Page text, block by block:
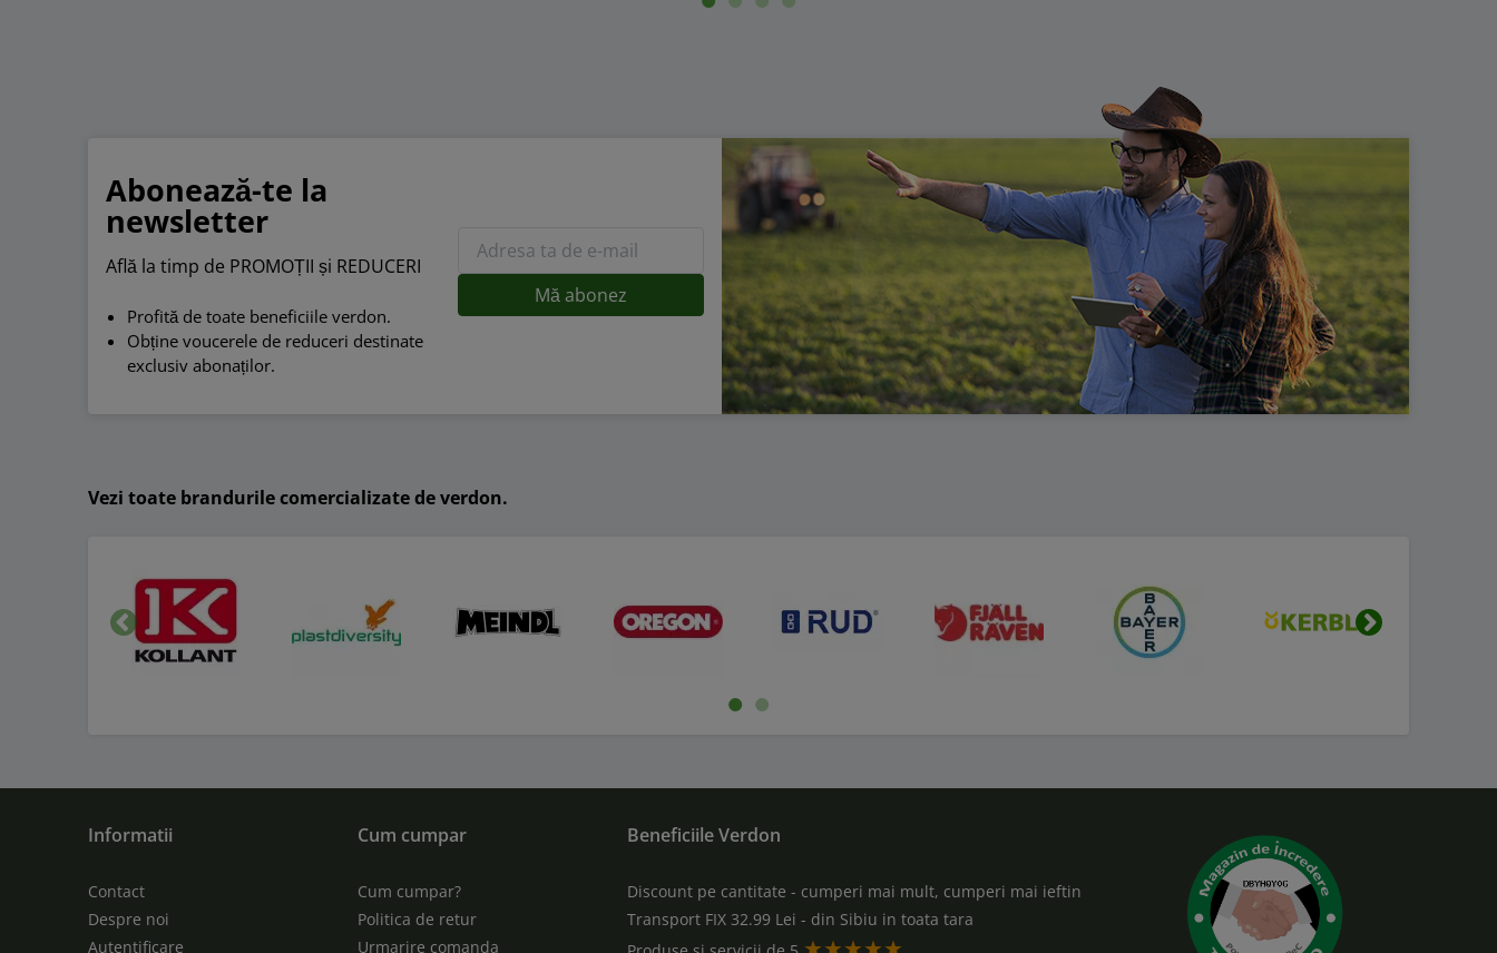
Abonează-te la
newsletter
Află la timp de PROMOȚII și REDUCERI
Profită de toate beneficiile verdon.
Obține voucerele de reduceri destinate
exclusiv abonaților.
Vezi toate brandurile comercializate de verdon.
Inapoi
Informatii
Contact
Despre noi
Autentificare
Cum cumpar
Cum cumpar?
Politica de retur
Urmarire comanda
Beneficiile Verdon
Discount pe cantitate - cumperi mai mult, cumperi mai ieftin
Transport FIX 32.99 Lei - din Sibiu in toata tara